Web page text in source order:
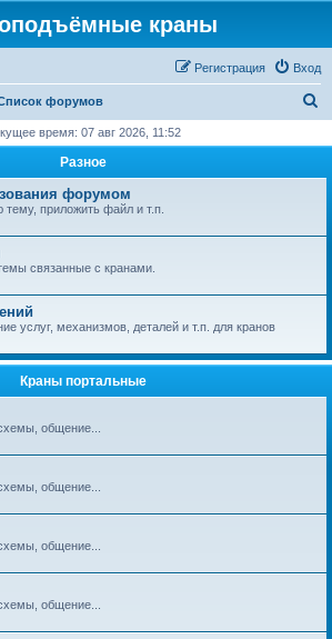
краны
Вход
Регистрация
форумов
с
время: 07 авг 2026, 11:52
Разное
форумом
тему, приложить файл и т.п.
связанные с кранами.
услуг, механизмов, деталей и т.п. для кранов
Краны портальные
общение...
общение...
общение...
общение...